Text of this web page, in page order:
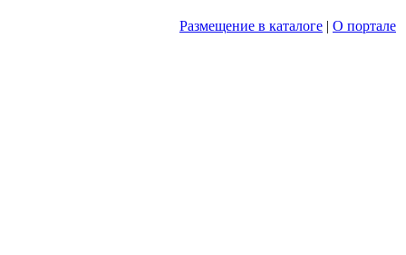
Размещение в каталоге | О портале